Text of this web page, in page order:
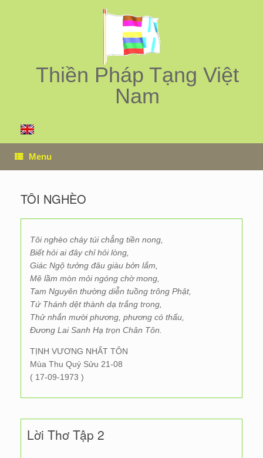
Thiền Pháp Tạng Việt
Nam
Menu
TÔI NGHÈO
Tôi nghèo cháy túi chẳng tiền nong,
Biết hỏi ai đây chỉ hỏi lòng,
Giác Ngộ tưởng đâu giàu bởn lắm,
Mê lầm mòn mỏi ngóng chờ mong,
Tam Nguyên thường diễn tuồng trông Phật,
Tứ Thánh dệt thành dạ trắng trong,
Thử nhắn mười phương, phương có thấu,
Đương Lai Sanh Hạ trọn Chân Tôn.
TỊNH VƯƠNG NHẤT TÔN
Mùa Thu Quý Sửu 21-08
( 17-09-1973 )
Lời Thơ Tập 2